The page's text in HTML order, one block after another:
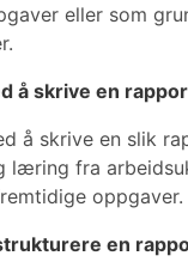
eller som
å skrive en
å skrive en slik
læring fra
oppgaver.
en